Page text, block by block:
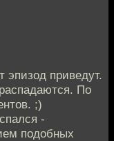
эпизод приведут.
По
;)
-
подобных